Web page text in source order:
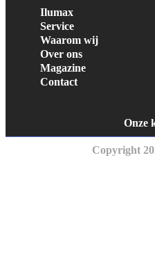
Ilumax
Service
Waarom wij
Over ons
Magazine
Contact
Onze
Copyright